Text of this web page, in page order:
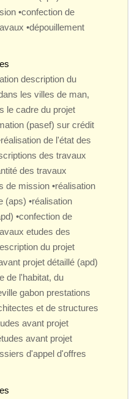
•confection de
•dépouillement
description du
les villes de man,
le cadre du projet
(pasef) sur crédit
de l'état des
des travaux
des travaux
de mission •réalisation
(aps) •réalisation
•confection de
etudes des
du projet
projet détaillé (apd)
de l'habitat, du
gabon prestations
et de structures
avant projet
avant projet
d'appel d'offres